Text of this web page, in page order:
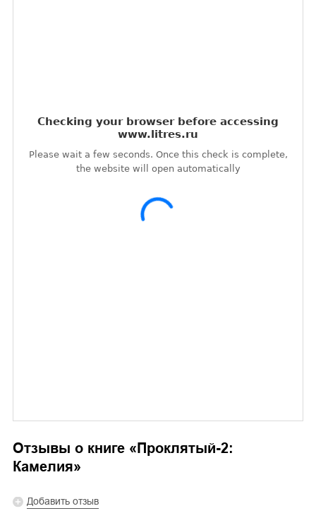
Отзывы о книге « Проклятый-2:
Камелия»
Добавить отзыв